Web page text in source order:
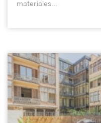
materiales...